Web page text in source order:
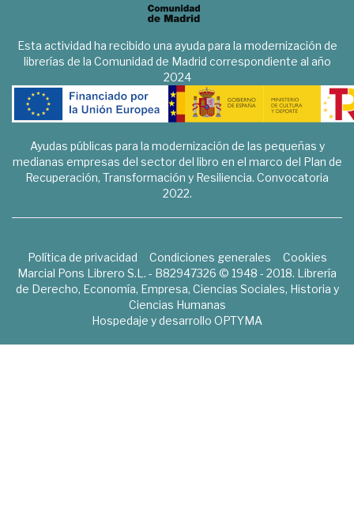
Esta actividad ha recibido una ayuda para la modernización de
librerías de la Comunidad de Madrid correspondiente al año
2024
Ayudas públicas para la modernización de las pequeñas y
medianas empresas del sector del libro en el marco del Plan de
Recuperación, Transformación y Resiliencia. Convocatoria
2022.
Política de privacidad Condiciones generales
Cookies
Marcial Pons Librero S.L. - B82947326 © 1948 - 2018. Librería
de Derecho, Economía, Empresa, Ciencias Sociales, Historia y
Ciencias Humanas
Hospedaje y desarrollo OPTYMA